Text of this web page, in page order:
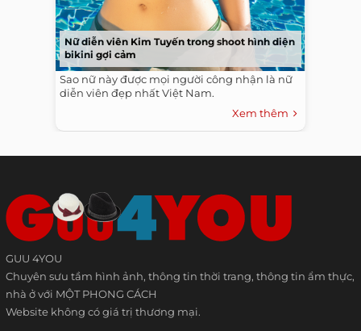
Nữ diễn viên Kim Tuyến trong shoot hình diện
bikini gợi cảm
Sao nữ này được mọi người công nhận là nữ
diễn viên đẹp nhất Việt Nam.
Xem thêm
GUU 4YOU
Chuyên sưu tầm hình ảnh, thông tin thời trang, thông tin ẩm thực,
nhà ở với MỘT PHONG CÁCH
Website không có giá trị thương mại.